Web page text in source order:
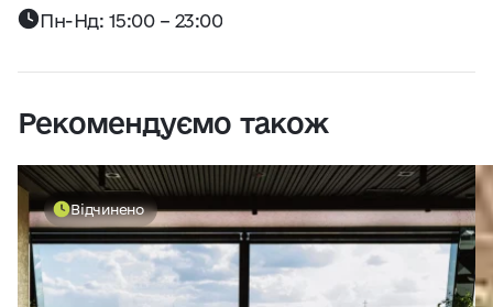
Пн-Нд: 15:00 – 23:00
Рекомендуємо також
Відчинено